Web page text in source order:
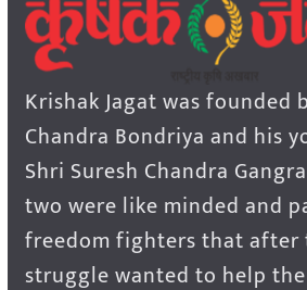
Krishak Jagat was founded
Chandra Bondriya and his
Shri Suresh Chandra
two were like minded and
freedom fighters that after
struggle wanted to help